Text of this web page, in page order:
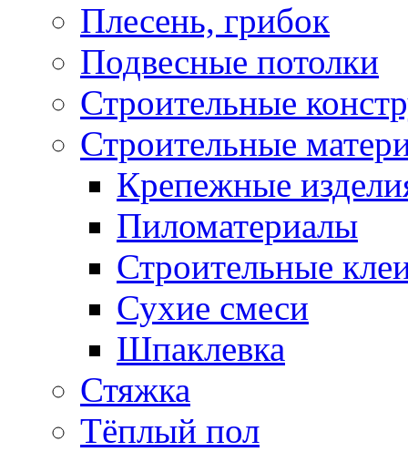
Плесень, грибок
Подвесные потолки
Строительные
Строительные
Крепежные
Пиломатериалы
Строительные
Сухие смеси
Шпаклевка
Стяжка
Тёплый пол